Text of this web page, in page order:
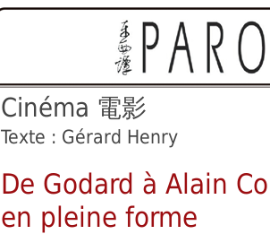
Cinéma 電影
Texte : Gérard Henry
De Godard à Alain
en pleine forme